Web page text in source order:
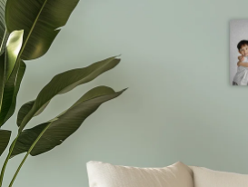
4,8 (basierend auf +15.000
Unsere Geschenke begeistern.
4,8 bei Google Reviews
die wir versenden).
+49 39292 929695